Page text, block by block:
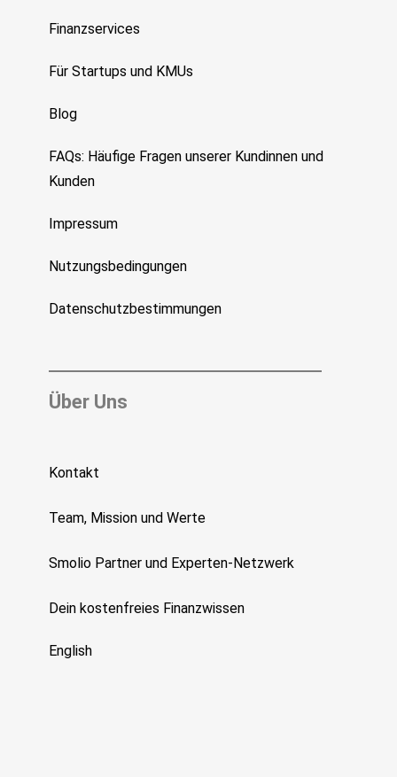
Finanzservices
Für Startups und KMUs
Blog
FAQs: Häufige Fragen unserer Kundinnen und
Kunden
Impressum
Nutzungsbedingungen
Datenschutzbestimmungen
Über Uns
Kontakt
Team, Mission und Werte
Smolio Partner und Experten-Netzwerk
Dein kostenfreies Finanzwissen
English